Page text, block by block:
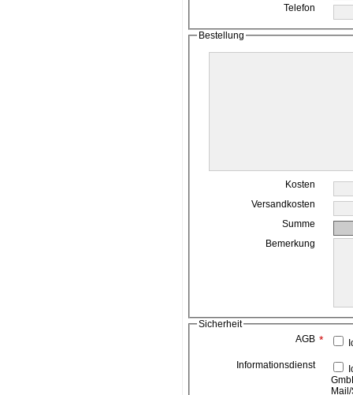
Telefon
Bestellung
Kosten
Versandkosten
Summe
Bemerkung
Sicherheit
AGB *
Informationsdienst